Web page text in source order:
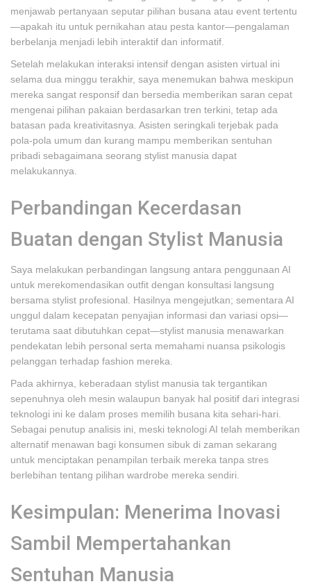
menjawab pertanyaan seputar pilihan busana atau event tertentu
—apakah itu untuk pernikahan atau pesta kantor—pengalaman
berbelanja menjadi lebih interaktif dan informatif.
Setelah melakukan interaksi intensif dengan asisten virtual ini
selama dua minggu terakhir, saya menemukan bahwa meskipun
mereka sangat responsif dan bersedia memberikan saran cepat
mengenai pilihan pakaian berdasarkan tren terkini, tetap ada
batasan pada kreativitasnya. Asisten seringkali terjebak pada
pola-pola umum dan kurang mampu memberikan sentuhan
pribadi sebagaimana seorang stylist manusia dapat
melakukannya.
Perbandingan Kecerdasan
Buatan dengan Stylist Manusia
Saya melakukan perbandingan langsung antara penggunaan AI
untuk merekomendasikan outfit dengan konsultasi langsung
bersama stylist profesional. Hasilnya mengejutkan; sementara AI
unggul dalam kecepatan penyajian informasi dan variasi opsi—
terutama saat dibutuhkan cepat—stylist manusia menawarkan
pendekatan lebih personal serta memahami nuansa psikologis
pelanggan terhadap fashion mereka.
Pada akhirnya, keberadaan stylist manusia tak tergantikan
sepenuhnya oleh mesin walaupun banyak hal positif dari integrasi
teknologi ini ke dalam proses memilih busana kita sehari-hari.
Sebagai penutup analisis ini, meski teknologi AI telah memberikan
alternatif menawan bagi konsumen sibuk di zaman sekarang
untuk menciptakan penampilan terbaik mereka tanpa stres
berlebihan tentang pilihan wardrobe mereka sendiri.
Kesimpulan: Menerima Inovasi
Sambil Mempertahankan
Sentuhan Manusia